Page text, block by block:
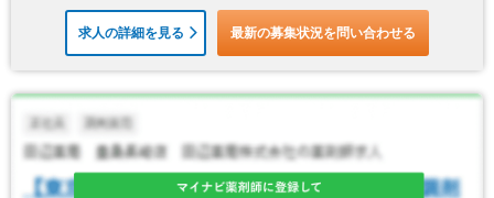
求人の詳細を見る 最新の募集状況を問い合わせる